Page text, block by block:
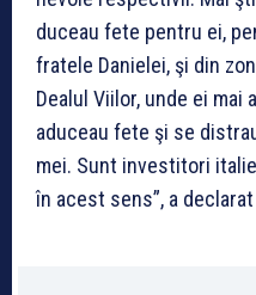
duceau fete pentru ei,
fratele Danielei, şi din
Dealul Viilor, unde ei mai
aduceau fete şi se
mei. Sunt investitori
în acest sens”, a